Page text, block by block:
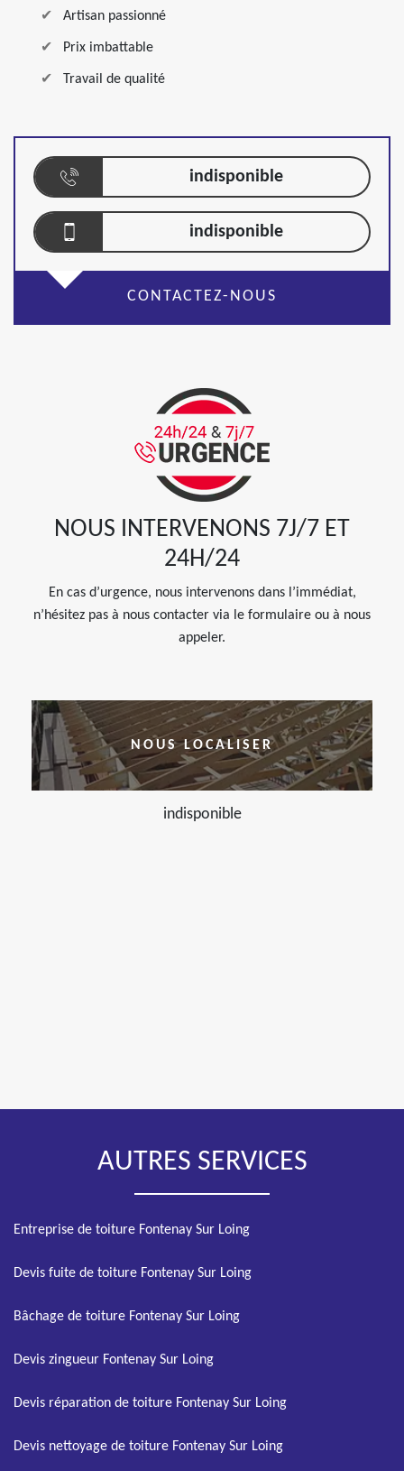
Artisan passionné
Prix imbattable
Travail de qualité
indisponible
indisponible
CONTACTEZ-NOUS
NOUS INTERVENONS 7J/7 ET
24H/24
En cas d’urgence, nous intervenons dans l’immédiat,
n’hésitez pas à nous contacter via le formulaire ou à nous
appeler.
NOUS LOCALISER
indisponible
AUTRES SERVICES
Entreprise de toiture Fontenay Sur Loing
Devis fuite de toiture Fontenay Sur Loing
Bâchage de toiture Fontenay Sur Loing
Devis zingueur Fontenay Sur Loing
Devis réparation de toiture Fontenay Sur Loing
Devis nettoyage de toiture Fontenay Sur Loing